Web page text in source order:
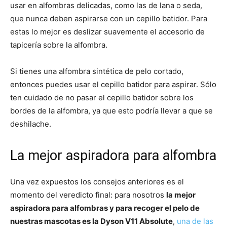
usar en alfombras delicadas, como las de lana o seda,
que nunca deben aspirarse con un cepillo batidor. Para
estas lo mejor es deslizar suavemente el accesorio de
tapicería sobre la alfombra.
Si tienes una alfombra sintética de pelo cortado,
entonces puedes usar el cepillo batidor para aspirar. Sólo
ten cuidado de no pasar el cepillo batidor sobre los
bordes de la alfombra, ya que esto podría llevar a que se
deshilache.
La mejor aspiradora para alfombra
Una vez expuestos los consejos anteriores es el
momento del veredicto final: para nosotros la mejor
aspiradora para alfombras y para recoger el pelo de
nuestras mascotas es la Dyson V11 Absolute, una de las